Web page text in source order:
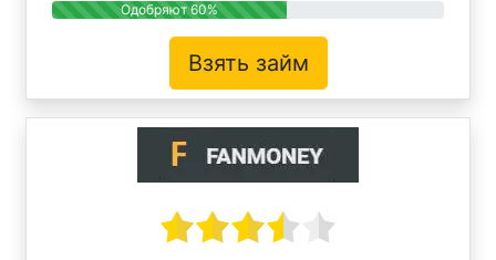
Одобряют 60%
Взять займ